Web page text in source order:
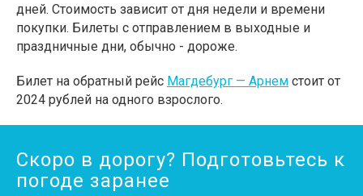
дней. Стоимость зависит от дня недели и времени
покупки. Билеты с отправлением в выходные и
праздничные дни, обычно - дороже.
Билет на обратный рейс Магдебург — Арнем стоит от
2024 рублей на одного взрослого.
Скоро в дорогу? Подготовьтесь к
погоде заранее